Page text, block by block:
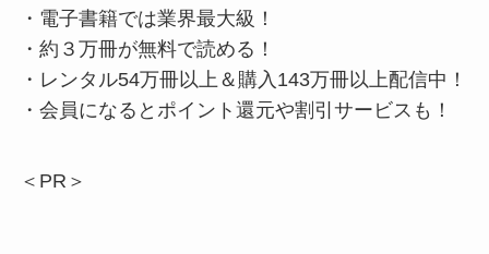
・電子書籍では業界最大級！
・約３万冊が無料で読める！
・レンタル54万冊以上＆購入143万冊以上配信中！
・会員になるとポイント還元や割引サービスも！
＜PR＞